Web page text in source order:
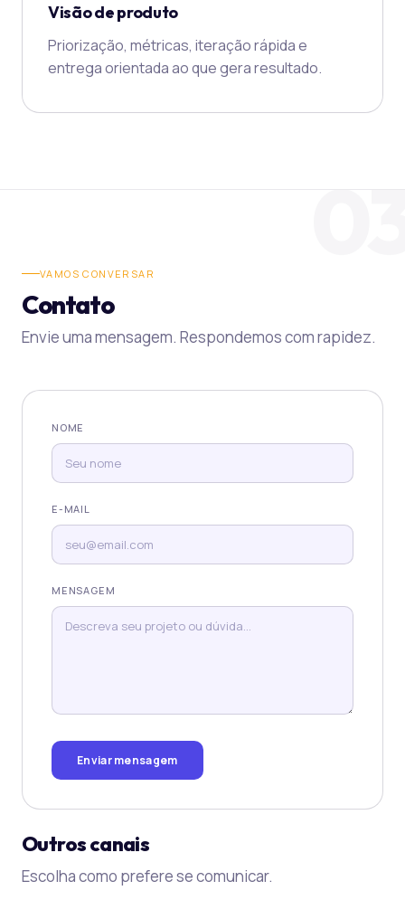
Visão de produto
Priorização, métricas, iteração rápida e
entrega orientada ao que gera resultado.
VAMOS CONVERSAR
Contato
Envie uma mensagem. Respondemos com rapidez.
NOME
E-MAIL
MENSAGEM
Enviar mensagem
Outros canais
Escolha como prefere se comunicar.